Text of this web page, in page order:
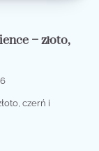
– złoto,
czerń i